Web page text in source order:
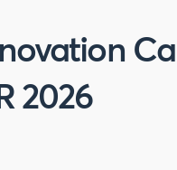
2026